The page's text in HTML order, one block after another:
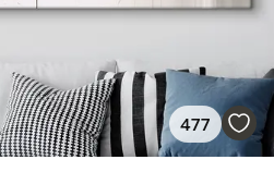
477